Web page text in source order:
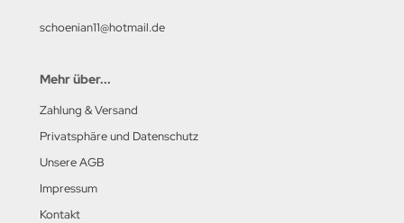
schoenian11@hotmail.de
Mehr über...
Zahlung & Versand
Privatsphäre und Datenschutz
Unsere AGB
Impressum
Kontakt